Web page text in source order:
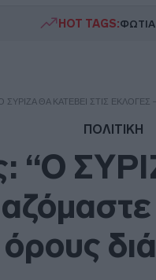
HOT TAGS:
ΣΥΡΙΖΑ ΘΑ ΚΑΤΈΒΕΙ ΣΤΙΣ
ΠΟΛΙΤΙΚΗ
“Ο